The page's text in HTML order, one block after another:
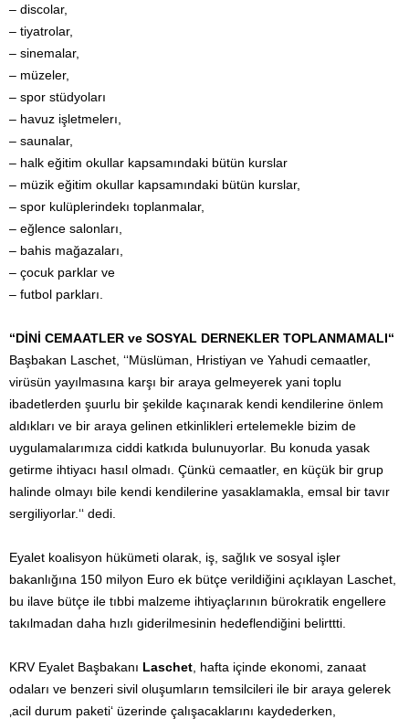
– discolar,
– tiyatrolar,
– sinemalar,
– müzeler,
– spor stüdyoları
– havuz işletmelerı,
– saunalar,
– halk eğitim okullar kapsamındaki bütün kurslar
– müzik eğitim okullar kapsamındaki bütün kurslar,
– spor kulüplerindekı toplanmalar,
– eğlence salonları,
– bahis mağazaları,
– çocuk parklar ve
– futbol parkları.
‘‘DİNİ CEMAATLER ve SOSYAL DERNEKLER TOPLANMAMALI‘‘
Başbakan Laschet, ‘‘Müslüman, Hristiyan ve Yahudi cemaatler,
virüsün yayılmasına karşı bir araya gelmeyerek yani toplu
ibadetlerden şuurlu bir şekilde kaçınarak kendi kendilerine önlem
aldıkları ve bir araya gelinen etkinlikleri ertelemekle bizim de
uygulamalarımıza ciddi katkıda bulunuyorlar. Bu konuda yasak
getirme ihtiyacı hasıl olmadı. Çünkü cemaatler, en küçük bir grup
halinde olmayı bile kendi kendilerine yasaklamakla, emsal bir tavır
sergiliyorlar.‘‘ dedi.
Eyalet koalisyon hükümeti olarak, iş, sağlık ve sosyal işler
bakanlığına 150 milyon Euro ek bütçe verildiğini açıklayan Laschet,
bu ilave bütçe ile tıbbi malzeme ihtiyaçlarının bürokratik engellere
takılmadan daha hızlı giderilmesinin hedeflendiğini belirttti.
KRV Eyalet Başbakanı Laschet , hafta içinde ekonomi, zanaat
odaları ve benzeri sivil oluşumların temsilcileri ile bir araya gelerek
‚acil durum paketi‘ üzerinde çalışacaklarını kaydederken,